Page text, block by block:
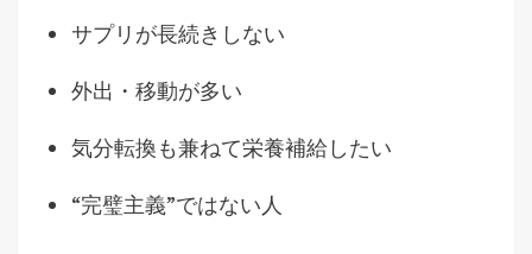
サプリが長続きしない
外出・移動が多い
気分転換も兼ねて栄養補給したい
“完璧主義”ではない人